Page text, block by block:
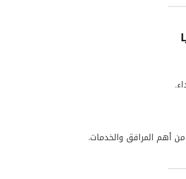
أهم المرافق والخدمات.